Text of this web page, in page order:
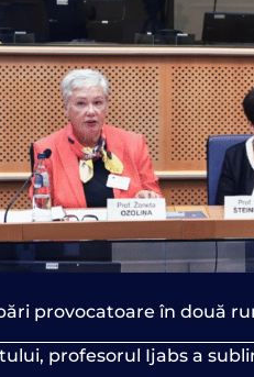
provocatoare în două
profesorul Ijabs a